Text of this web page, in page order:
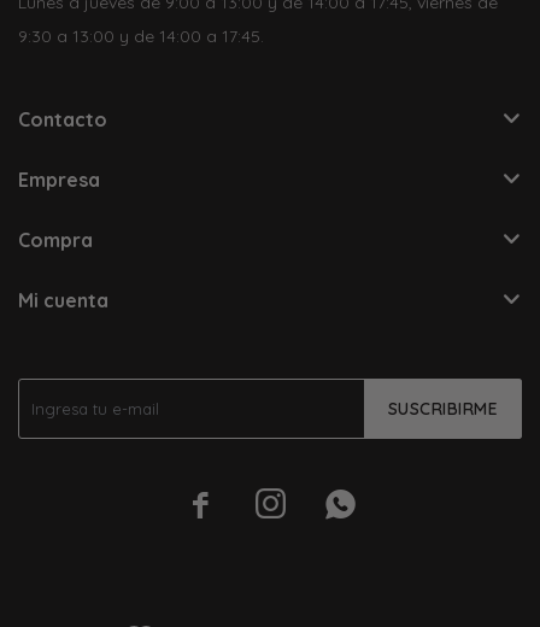
SUSCRIBIRME
  
9:30 a 13:00 y de 14:00 a 17:45.
Contacto
Empresa
Compra
Mi cuenta